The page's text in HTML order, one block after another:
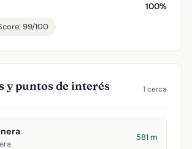
100%
99/100
y puntos de interés 1 cerca
581 m